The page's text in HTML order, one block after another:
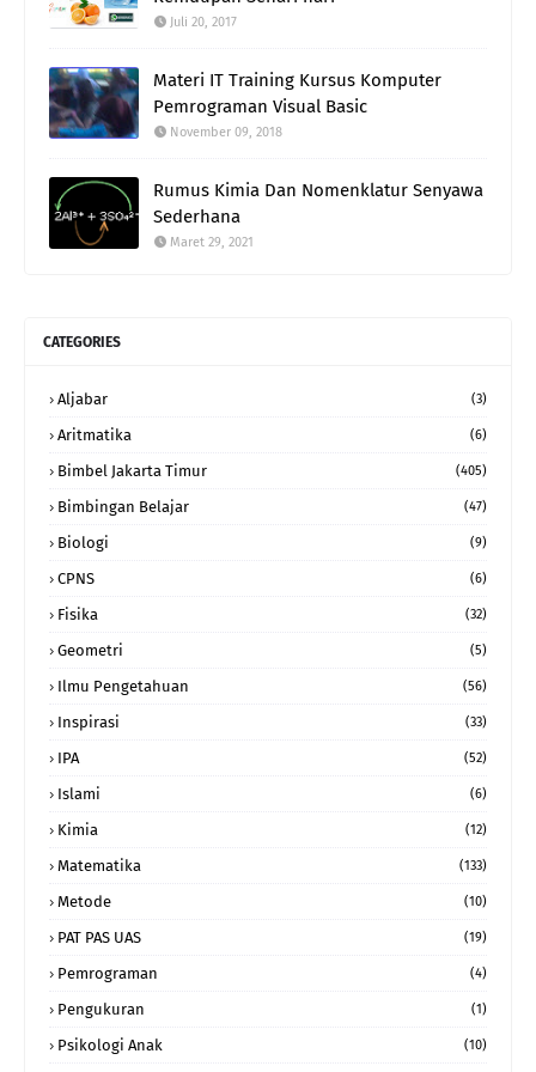
Juli 20, 2017
Materi IT Training Kursus Komputer
Pemrograman Visual Basic
November 09, 2018
Rumus Kimia Dan Nomenklatur Senyawa
Sederhana
Maret 29, 2021
CATEGORIES
Aljabar (3)
Aritmatika (6)
Bimbel Jakarta Timur (405)
Bimbingan Belajar (47)
Biologi (9)
CPNS (6)
Fisika (32)
Geometri (5)
Ilmu Pengetahuan (56)
Inspirasi (33)
IPA (52)
Islami (6)
Kimia (12)
Matematika (133)
Metode (10)
PAT PAS UAS (19)
Pemrograman (4)
Pengukuran (1)
Psikologi Anak (10)